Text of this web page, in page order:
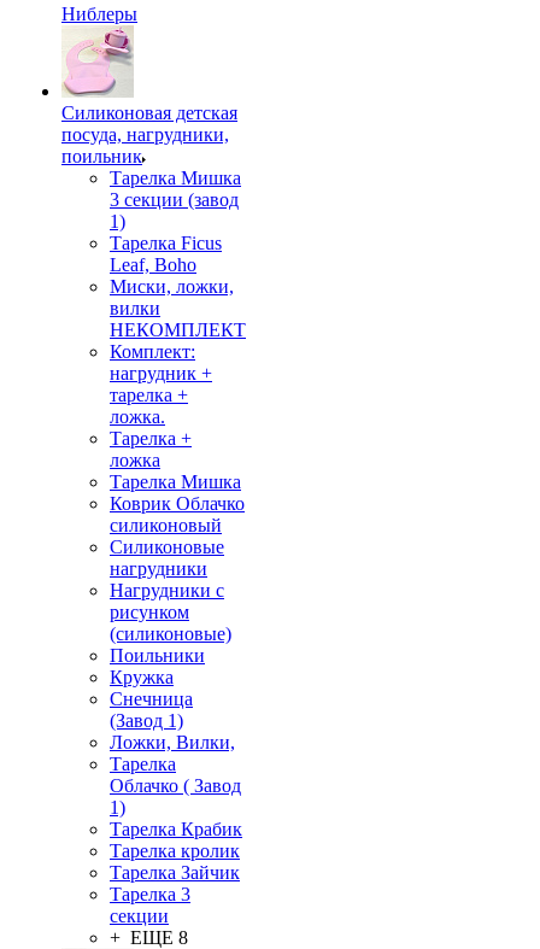
Ниблеры
Силиконовая детская
посуда, нагрудники,
поильник
Тарелка Мишка
3 секции (завод
1)
Тарелка Ficus
Leaf, Boho
Миски, ложки,
вилки
НЕКОМПЛЕКТ
Комплект:
нагрудник +
тарелка +
ложка.
Тарелка +
ложка
Тарелка Мишка
Коврик Облачко
силиконовый
Силиконовые
нагрудники
Нагрудники с
рисунком
(силиконовые)
Поильники
Кружка
Снечница
(Завод 1)
Ложки, Вилки,
Тарелка
Облачко ( Завод
1)
Тарелка Крабик
Тарелка кролик
Тарелка Зайчик
Тарелка 3
секции
+ ЕЩЕ 8